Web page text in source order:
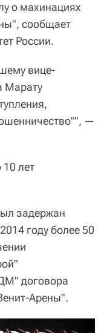
о махинациях
сообщает
России.
вице-
Марату
—
лет
задержан
году более 50
договора
Арены".